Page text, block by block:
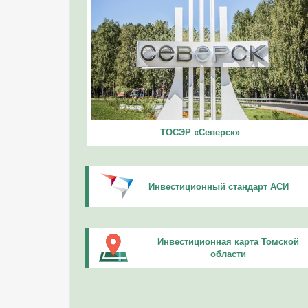
ТОСЭР «Северск»
Инвестиционный стандарт АСИ
Инвестиционная карта Томской
области